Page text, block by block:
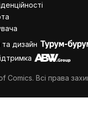
дизайн
Comics. Всі права